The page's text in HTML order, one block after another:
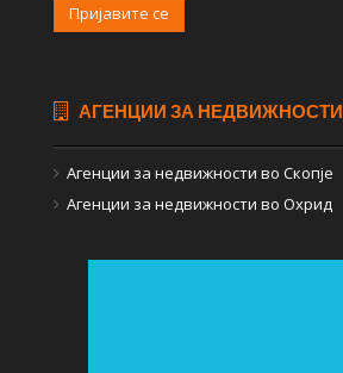
Пријавите се
АГЕНЦИИ ЗА НЕДВИЖНОСТИ
Агенции за недвижности во Скопје
Агенции за недвижности во Охрид